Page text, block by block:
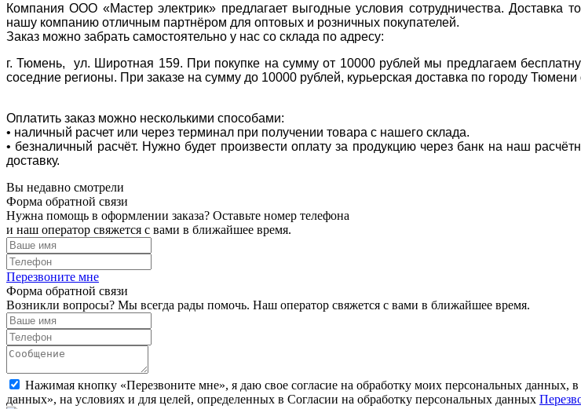
Компания ООО «Мастер электрик» предлагает выгодные условия сотрудничества. Доставка
нашу компанию отличным партнёром для оптовых и розничных покупателей.
Заказ можно забрать самостоятельно у нас со склада по адресу:
г. Тюмень, ул. Широтная 159. При покупке на сумму от 10000 рублей мы предлагаем
соседние регионы. При заказе на сумму до 10000 рублей, курьерская доставка по городу
Оплатить заказ можно несколькими способами:
• наличный расчет или через терминал при получении товара с нашего склада.
• безналичный расчёт. Нужно будет произвести оплату за продукцию через банк на наш
доставку.
Вы недавно смотрели
Форма обратной связи
Нужна помощь в оформлении заказа? Оставьте номер телефона
и наш оператор свяжется с вами в ближайшее время.
Перезвоните мне
Форма обратной связи
Возникли вопросы? Мы всегда рады помочь. Наш оператор свяжется с вами в ближайшее время.
Нажимая кнопку «Перезвоните мне», я даю свое согласие на обработку моих персональных
данных», на условиях и для целей, определенных в Согласии на обработку персональных данных